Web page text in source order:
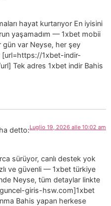
hayat kurtarıyor En iyisini
yaşamadım — 1xbet mobii
gün var Neyse, her şey
1xbet-indir-
Tek adres 1xbet indir Bahis
ha detto:Luglio 19, 2026 alle 10:02 am
sürüyor, canlı destek yok
ve güvenli — 1xbet türkiye
Neyse, tüm detaylar linkte
giris-hsw.com]1xbet
Bahis yapan herkese